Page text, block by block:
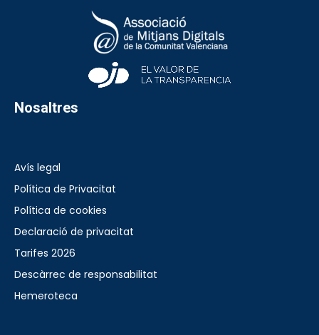
Nosaltres
Avís legal
Política de Privacitat
Política de cookies
Declaració de privacitat
Tarifes 2026
Descàrrec de responsabilitat
Hemeroteca